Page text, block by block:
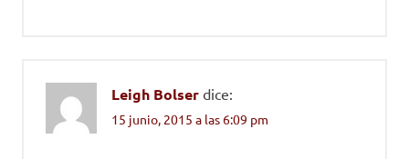
Leigh Bolser dice:
15 junio, 2015 a las 6:09 pm